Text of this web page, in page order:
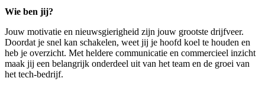
Wie ben jij?
Jouw motivatie en nieuwsgierigheid zijn jouw grootste drijfveer.
Doordat je snel kan schakelen, weet jij je hoofd koel te houden en
heb je overzicht. Met heldere communicatie en commercieel inzicht
maak jij een belangrijk onderdeel uit van het team en de groei van
het tech-bedrijf.